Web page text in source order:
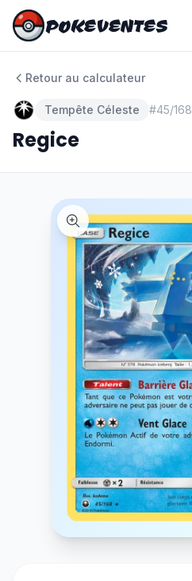
POKEVENTES
POKEVENTES
Retour au calculateur
Tempête Céleste #45/168
Regice